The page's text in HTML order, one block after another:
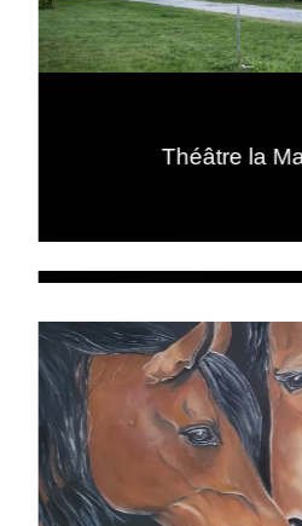
Théâtre la